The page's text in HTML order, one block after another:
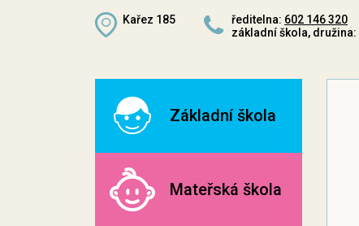
Kařez 185 ředitelna: 602 146 320
základní škola, družina:
Základní škola
Mateřská škola